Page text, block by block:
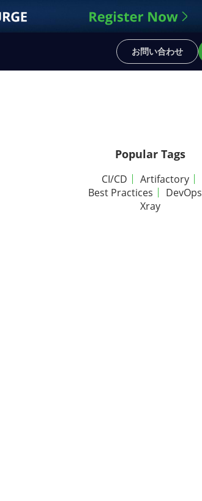
お問い合わせ
Popular Tags
CI/CD
Artifactory
Best Practices
DevOps
Xray